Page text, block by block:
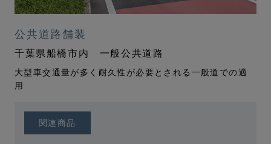
公共道路舗装
千葉県船橋市内 一般公共道路
大型車交通量が多く耐久性が必要とされる一般道での適
用
関連商品